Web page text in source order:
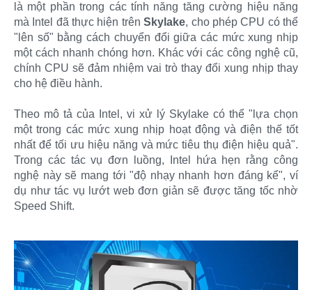
là một phần trong các tính năng tăng cường hiệu năng
mà Intel đã thực hiện trênSkylake, cho phép CPU có thể
"lên số" bằng cách chuyển đổi giữa các mức xung nhịp
một cách nhanh chóng hơn. Khác với các công nghệ cũ,
chính CPU sẽ đảm nhiệm vai trò thay đổi xung nhịp thay
cho hệ điều hành.
Theo mô tả của Intel, vi xử lý Skylake có thể "lựa chọn
một trong các mức xung nhịp hoạt động và điện thế tốt
nhất để tối ưu hiệu năng và mức tiêu thụ điện hiệu quả".
Trong các tác vụ đơn luồng, Intel hứa hẹn rằng công
nghệ này sẽ mang tới "độ nhạy nhanh hơn đáng kể", ví
dụ như tác vụ lướt web đơn giản sẽ được tăng tốc nhờ
Speed Shift.